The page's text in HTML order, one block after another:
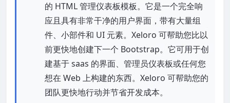
的 HTML 管理仪表板模板。它是一个完全响
应且具有非常干净的用户界面，带有大量组
件、小部件和 UI 元素。Xeloro 可帮助您比以
前更快地创建下一个 Bootstrap。它可用于创
建基于 saas 的界面、管理员仪表板或任何您
想在 Web 上构建的东西。Xeloro 可帮助您的
团队更快地行动并节省开发成本。